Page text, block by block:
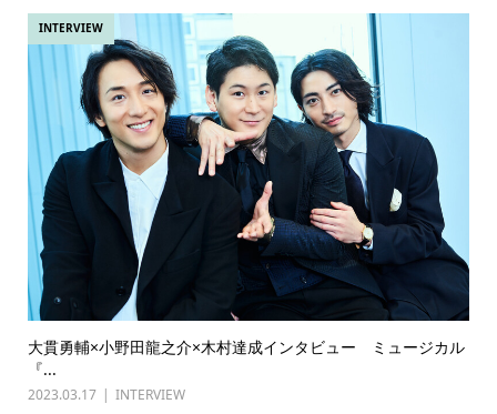
INTERVIEW
大貫勇輔×小野田龍之介×木村達成インタビュー ミュージカル
『...
2023.03.17 INTERVIEW